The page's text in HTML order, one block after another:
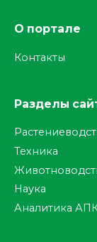
О портале
Контакты
Разделы
Техника
Наука
Аналитика